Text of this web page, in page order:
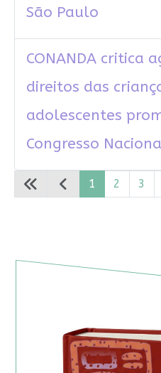
São Paulo
CONANDA critica
direitos das
adolescentes
Congresso
1 2 3